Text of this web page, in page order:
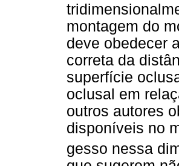
montagem do
deve obedecer
correta da
superfície
oclusal em
outros autores
disponíveis no
gesso nessa